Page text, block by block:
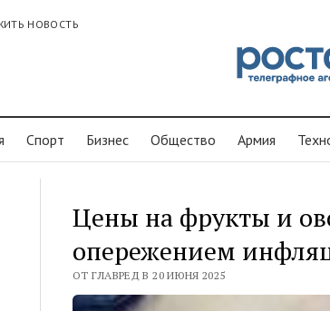
НОВОСТЬ
Спорт Бизнес Общество Армия
Цены на фрукты и
опережением
ОТ ГЛАВРЕД В 20 ИЮНЯ 2025